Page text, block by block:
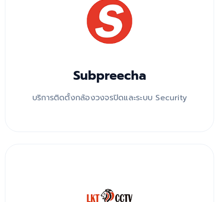
Subpreecha
บริการติดตั้งกล้องวงจรปิดและระบบ Security